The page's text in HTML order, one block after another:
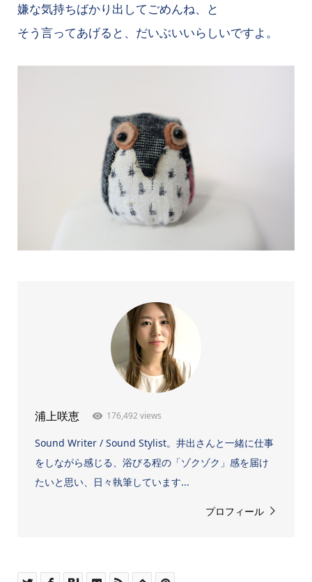
嫌な気持ちばかり出してごめんね、と
そう言ってあげると、だいぶいいらしいですよ。
浦上咲恵 176,492 views
Sound Writer / Sound Stylist。井出さんと一緒に仕事
をしながら感じる、浴びる程の「ゾクゾク」感を届け
たいと思い、日々執筆しています...
プロフィール